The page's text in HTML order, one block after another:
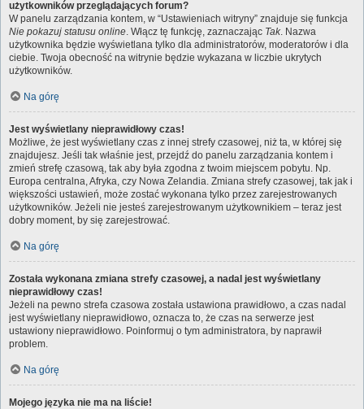
użytkowników przeglądających forum?
W panelu zarządzania kontem, w “Ustawieniach witryny” znajduje się funkcja
Nie pokazuj statusu online. Włącz tę funkcję, zaznaczając Tak. Nazwa
użytkownika będzie wyświetlana tylko dla administratorów, moderatorów i dla
ciebie. Twoja obecność na witrynie będzie wykazana w liczbie ukrytych
użytkowników.
Na górę
Jest wyświetlany nieprawidłowy czas!
Możliwe, że jest wyświetlany czas z innej strefy czasowej, niż ta, w której się
znajdujesz. Jeśli tak właśnie jest, przejdź do panelu zarządzania kontem i
zmień strefę czasową, tak aby była zgodna z twoim miejscem pobytu. Np.
Europa centralna, Afryka, czy Nowa Zelandia. Zmiana strefy czasowej, tak jak i
większości ustawień, może zostać wykonana tylko przez zarejestrowanych
użytkowników. Jeżeli nie jesteś zarejestrowanym użytkownikiem – teraz jest
dobry moment, by się zarejestrować.
Na górę
Została wykonana zmiana strefy czasowej, a nadal jest wyświetlany
nieprawidłowy czas!
Jeżeli na pewno strefa czasowa została ustawiona prawidłowo, a czas nadal
jest wyświetlany nieprawidłowo, oznacza to, że czas na serwerze jest
ustawiony nieprawidłowo. Poinformuj o tym administratora, by naprawił
problem.
Na górę
Mojego języka nie ma na liście!